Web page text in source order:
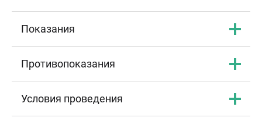
Показания
Противопоказания
Условия проведения